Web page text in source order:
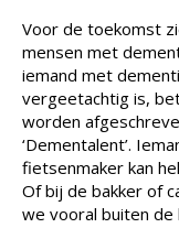
Voor de toekomst
mensen met
iemand met
vergeetachtig is,
worden
‘Dementalent’.
fietsenmaker kan
Of bij de bakker of
we vooral buiten de